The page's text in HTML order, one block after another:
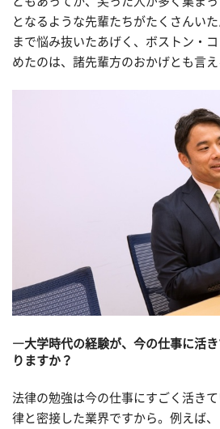
となるような先輩たちがたくさんい
まで悩み抜いたあげく、ボストン・
めたのは、諸先輩方のおかげとも言え
―大学時代の経験が、今の仕事に活
りますか？
法律の勉強は今の仕事にすごく活き
律と密接した業界ですから。例えば